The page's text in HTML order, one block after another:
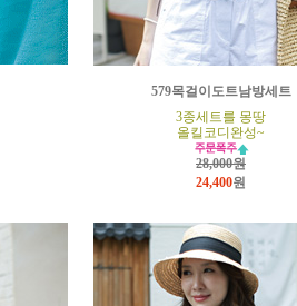
579목걸이도트남방세트
3종세트를 몽땅
올킬코디완성~
28,000원
24,400원